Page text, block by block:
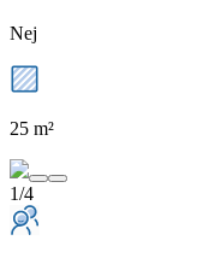
Nej
25 m²
1/4